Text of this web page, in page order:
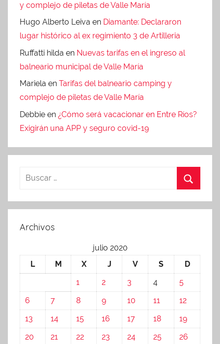
y complejo de piletas de Valle María
Hugo Alberto Leiva en Diamante: Declararon
lugar histórico al ex regimiento 3 de Artilleria
Ruffatti hilda en Nuevas tarifas en el ingreso al
balneario municipal de Valle María
Mariela en Tarifas del balneario camping y
complejo de piletas de Valle María
Debbie en ¿Cómo será vacacionar en Entre Ríos?
Exigirán una APP y seguro covid-19
Archivos
julio 2020
L
M X J V S
D
1
2 3 4
5
6
7 8 9 10 11
12
13
14 15 16 17 18
19
20
21 22 23 24 25 26